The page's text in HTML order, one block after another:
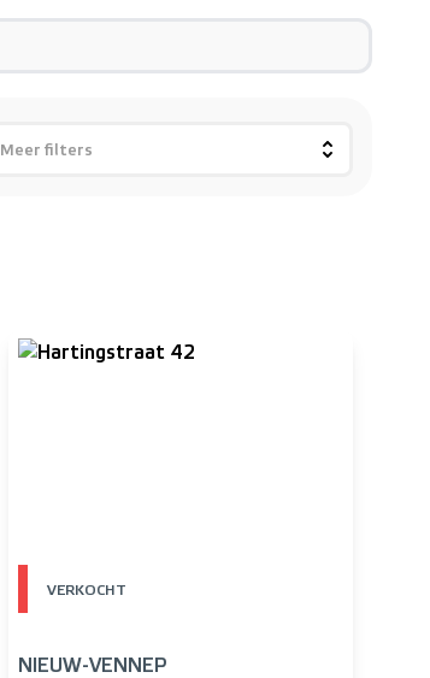
Meer filters
VERKOCHT
NIEUW-VENNEP